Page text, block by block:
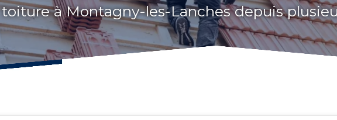
toiture à Montagny-les-Lanches depuis